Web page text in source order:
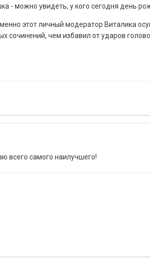
- можно увидеть, у кого сегодня день
этот личный модератор Виталика
сочинений, чем избавил от ударов
всего самого наилучшего!